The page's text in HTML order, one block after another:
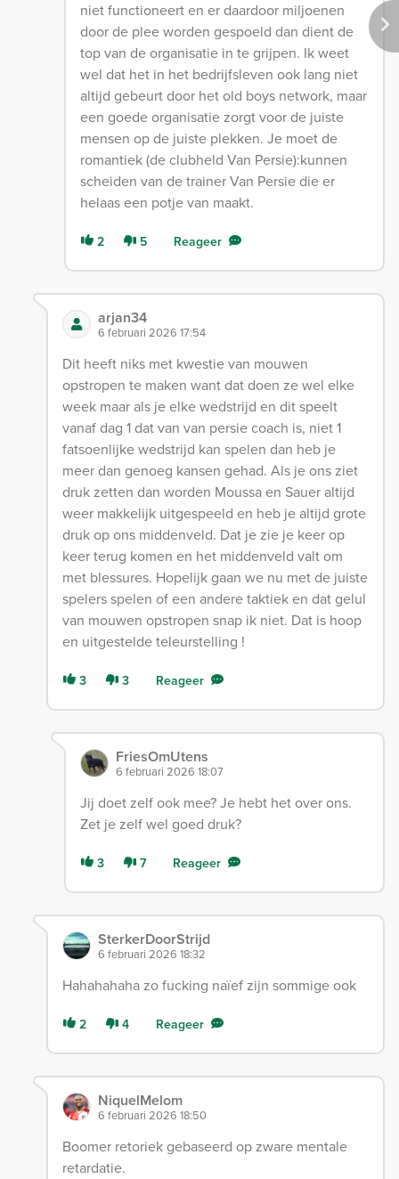
niet functioneert en er daardoor miljoenen
door de plee worden gespoeld dan dient de
top van de organisatie in te grijpen. Ik weet
wel dat het in het bedrijfsleven ook lang niet
altijd gebeurt door het old boys network, maar
een goede organisatie zorgt voor de juiste
mensen op de juiste plekken. Je moet de
romantiek (de clubheld Van Persie):kunnen
scheiden van de trainer Van Persie die er
helaas een potje van maakt.
2 5 Reageer
arjan34
6 februari 2026 17:54
Dit heeft niks met kwestie van mouwen
opstropen te maken want dat doen ze wel elke
week maar als je elke wedstrijd en dit speelt
vanaf dag 1 dat van van persie coach is, niet 1
fatsoenlijke wedstrijd kan spelen dan heb je
meer dan genoeg kansen gehad. Als je ons ziet
druk zetten dan worden Moussa en Sauer altijd
weer makkelijk uitgespeeld en heb je altijd grote
druk op ons middenveld. Dat je zie je keer op
keer terug komen en het middenveld valt om
met blessures. Hopelijk gaan we nu met de juiste
spelers spelen of een andere taktiek en dat gelul
van mouwen opstropen snap ik niet. Dat is hoop
en uitgestelde teleurstelling !
3 3 Reageer
FriesOmUtens
6 februari 2026 18:07
Jij doet zelf ook mee? Je hebt het over ons.
Zet je zelf wel goed druk?
3 7 Reageer
SterkerDoorStrijd
6 februari 2026 18:32
Hahahahaha zo fucking naïef zijn sommige ook
2 4 Reageer
NiquelMelom
6 februari 2026 18:50
Boomer retoriek gebaseerd op zware mentale
retardatie.